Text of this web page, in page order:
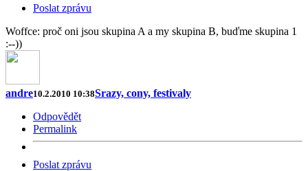
Poslat zprávu
Woffce: proč oni jsou skupina A a my skupina B, buďme skupina 1
:--))
andre10.2.2010 10:38Srazy, cony, festivaly
Odpovědět
Permalink
Poslat zprávu